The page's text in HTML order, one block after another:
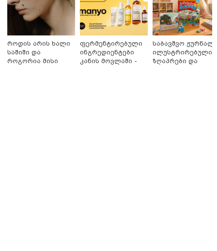
თბილისი - ანტალია 830.20
ლარიდან
როდის არის ხალი
საშიში და
როგორია მისი
ფერმენტირებული
ინგრედიენტები
კანის მოვლაში -
საბავშვო
ილუსტრირებული
ზღაპრები და